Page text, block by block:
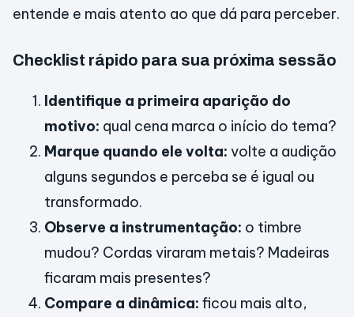
entende e mais atento ao que dá para perceber.
Checklist rápido para sua próxima sessão
Identifique a primeira aparição do
motivo: qual cena marca o início do tema?
Marque quando ele volta: volte a audição
alguns segundos e perceba se é igual ou
transformado.
Observe a instrumentação: o timbre
mudou? Cordas viraram metais? Madeiras
ficaram mais presentes?
Compare a dinâmica: ficou mais alto,